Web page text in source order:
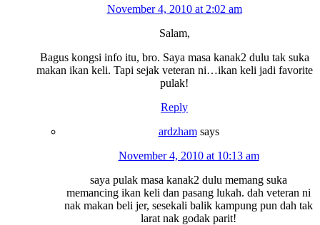
November 4, 2010 at 2:02 am
Salam,
Bagus kongsi info itu, bro. Saya masa kanak2 dulu tak suka
makan ikan keli. Tapi sejak veteran ni…ikan keli jadi favorite
pulak!
Reply
ardzham says
November 4, 2010 at 10:13 am
saya pulak masa kanak2 dulu memang suka
memancing ikan keli dan pasang lukah. dah veteran ni
nak makan beli jer, sesekali balik kampung pun dah tak
larat nak godak parit!